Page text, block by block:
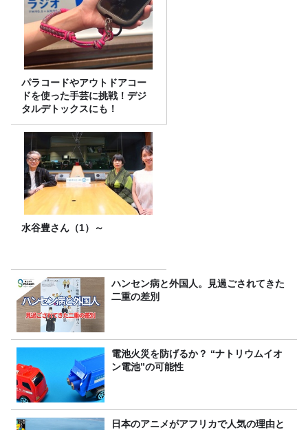
パラコードやアウトドアコー
ドを使った手芸に挑戦！デジ
タルデトックスにも！
水谷豊さん（1）～
ハンセン病と外国人。見過ごされてきた
二重の差別
電池火災を防げるか？ “ナトリウムイオ
ン電池”の可能性
日本のアニメがアフリカで人気の理由と